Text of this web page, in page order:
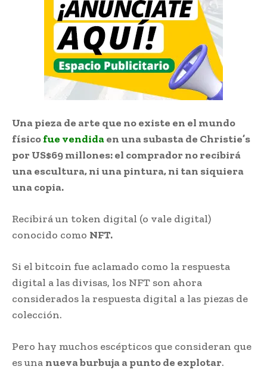
Una pieza de arte que no existe en el mundo
físicofue vendidaen una subasta de Christie’s
por US$69 millones: el comprador no recibirá
una escultura, ni una pintura, ni tan siquiera
una copia.
Recibirá un token digital (o vale digital)
conocido como NFT.
Si el bitcoin fue aclamado como la respuesta
digital a las divisas, los NFT son ahora
considerados la respuesta digital a las piezas de
colección.
Pero hay muchos escépticos que consideran que
es una nueva burbuja a punto de explotar.